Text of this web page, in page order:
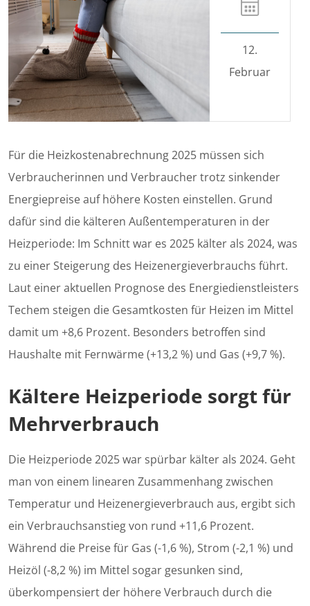
12.
Februar
Für die Heizkostenabrechnung 2025 müssen sich
Verbraucherinnen und Verbraucher trotz sinkender
Energiepreise auf höhere Kosten einstellen. Grund
dafür sind die kälteren Außentemperaturen in der
Heizperiode: Im Schnitt war es 2025 kälter als 2024, was
zu einer Steigerung des Heizenergieverbrauchs führt.
Laut einer aktuellen Prognose des Energiedienstleisters
Techem steigen die Gesamtkosten für Heizen im Mittel
damit um +8,6 Prozent. Besonders betroffen sind
Haushalte mit Fernwärme (+13,2 %) und Gas (+9,7 %).
Kältere Heizperiode sorgt für
Mehrverbrauch
Die Heizperiode 2025 war spürbar kälter als 2024. Geht
man von einem linearen Zusammenhang zwischen
Temperatur und Heizenergieverbrauch aus, ergibt sich
ein Verbrauchsanstieg von rund +11,6 Prozent.
Während die Preise für Gas (-1,6 %), Strom (-2,1 %) und
Heizöl (-8,2 %) im Mittel sogar gesunken sind,
überkompensiert der höhere Verbrauch durch die